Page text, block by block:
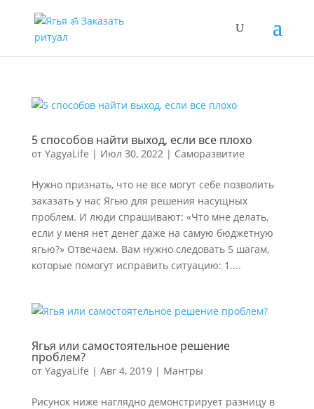
5 способов найти выход, если все плохо
от YagyaLife | Июл 30, 2022| Саморазвитие
Нужно признать, что не все могут себе позволить
заказать у нас Ягью для решения насущных
проблем. И люди спрашивают: «Что мне делать,
если у меня нет денег даже на самую бюджетную
ягью?» Отвечаем. Вам нужно следовать 5 шагам,
которые помогут исправить ситуацию: 1....
Ягья или самостоятельное решение
проблем?
от YagyaLife | Авг 4, 2019| Мантры
Рисунок ниже наглядно демонстрирует разницу в